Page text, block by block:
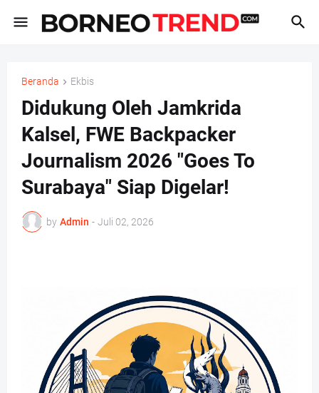
Beranda Ekbis
Didukung Oleh Jamkrida
Kalsel, FWE Backpacker
Journalism 2026 "Goes To
Surabaya" Siap Digelar!
by Admin - Juli 02, 2026